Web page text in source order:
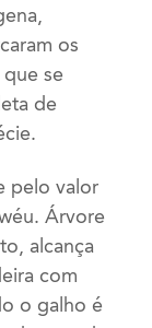
os
se
de
pelo valor
Árvore
alcança
com
o galho é